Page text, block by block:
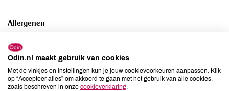
Allergenen
Aardnoten
Ei
onbekend
Gluten
onbekend
Lactose
onbekend
Odin.nl maakt gebruik van cookies
Met de vinkjes en instellingen kun je jouw cookievoorkeuren aanpassen. Klik
op “Accepteer alles” om akkoord te gaan met het gebruik van alle cookies,
zoals beschreven in onze cookieverklaring.